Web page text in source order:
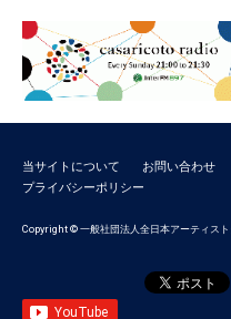
当サイトについて お問い合わせ
プライバシーポリシー
Copyright © 一般社団法人全日本アーティス